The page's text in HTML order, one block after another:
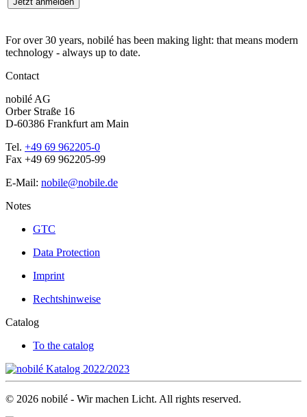
For over 30 years, nobilé has been making light: that means modern
technology - always up to date.
Contact
nobilé AG
Orber Straße 16
D-60386 Frankfurt am Main
Tel. +49 69 962205-0
Fax +49 69 962205-99
E-Mail: nobile@nobile.de
Notes
GTC
Data Protection
Imprint
Rechtshinweise
Catalog
To the catalog
© 2026 nobilé - Wir machen Licht. All rights reserved.